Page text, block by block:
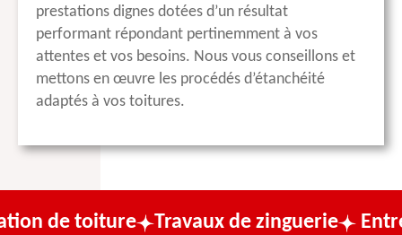
prestations dignes dotées d’un résultat
performant répondant pertinemment à vos
attentes et vos besoins. Nous vous conseillons et
mettons en œuvre les procédés d’étanchéité
adaptés à vos toitures.
Travaux de zinguerie Entreprise de